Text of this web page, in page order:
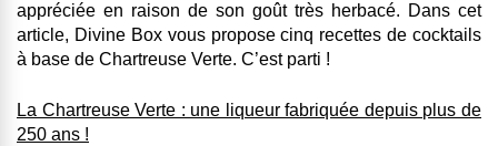
appréciée en raison de son goût très herbacé. Dans cet
article, Divine Box vous propose cinq recettes de cocktails
à base de Chartreuse Verte. C’est parti !
La Chartreuse Verte : une liqueur fabriquée depuis plus de
250 ans !